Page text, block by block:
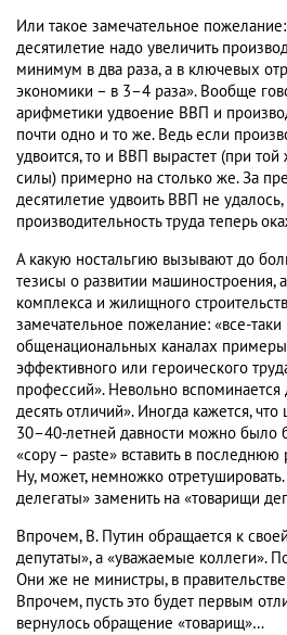
Или такое замечательное
десятилетие надо увеличить
минимум в два раза, а в ключевых
экономики – в 3–4 раза». Вообще
арифметики удвоение ВВП и
почти одно и то же. Ведь если
удвоится, то и ВВП вырастет (при
силы) примерно на столько же. За
десятилетие удвоить ВВП не
производительность труда теперь
А какую ностальгию вызывают до
тезисы о развитии машиностроения,
комплекса и жилищного
замечательное пожелание: «все-
общенациональных каналах
эффективного или героического
профессий». Невольно вспоминается
десять отличий». Иногда кажется,
30–40-летней давности можно
«copy – paste» вставить в
Ну, может, немножко
делегаты» заменить на «товарищи
Впрочем, В. Путин обращается к
депутаты», а «уважаемые коллеги».
Они же не министры, в
Впрочем, пусть это будет первым
вернулось обращение «товарищ»…